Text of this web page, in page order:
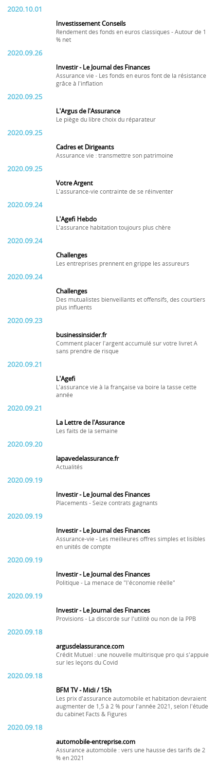
2020.10.01
Investissement Conseils
Rendement des fonds en euros classiques - Autour de 1
% net
2020.09.26
Investir - Le Journal des Finances
Assurance vie - Les fonds en euros font de la résistance
grâce à l'inflation
2020.09.25
L'Argus de l'Assurance
Le piège du libre choix du réparateur
2020.09.25
Cadres et Dirigeants
Assurance vie : transmettre son patrimoine
2020.09.25
Votre Argent
L'assurance-vie contrainte de se réinventer
2020.09.24
L'Agefi Hebdo
L'assurance habitation toujours plus chère
2020.09.24
Challenges
Les entreprises prennent en grippe les assureurs
2020.09.24
Challenges
Des mutualistes bienveillants et offensifs, des courtiers
plus influents
2020.09.23
businessinsider.fr
Comment placer l'argent accumulé sur votre livret A
sans prendre de risque
2020.09.21
L'Agefi
L'assurance vie à la française va boire la tasse cette
année
2020.09.21
La Lettre de l'Assurance
Les faits de la semaine
2020.09.20
lapavedelassurance.fr
Actualités
2020.09.19
Investir - Le Journal des Finances
Placements - Seize contrats gagnants
2020.09.19
Investir - Le Journal des Finances
Assurance-vie - Les meilleures offres simples et lisibles
en unités de compte
2020.09.19
Investir - Le Journal des Finances
Politique - La menace de "l'économie réelle"
2020.09.19
Investir - Le Journal des Finances
Provisions - La discorde sur l'utilité ou non de la PPB
2020.09.18
argusdelassurance.com
Crédit Mutuel : une nouvelle multirisque pro qui s'appuie
sur les leçons du Covid
2020.09.18
BFM TV - Midi / 15h
Les prix d'assurance automobile et habitation devraient
augmenter de 1,5 à 2 % pour l'année 2021, selon l'étude
du cabinet Facts & Figures
2020.09.18
automobile-entreprise.com
Assurance automobile : vers une hausse des tarifs de 2
% en 2021